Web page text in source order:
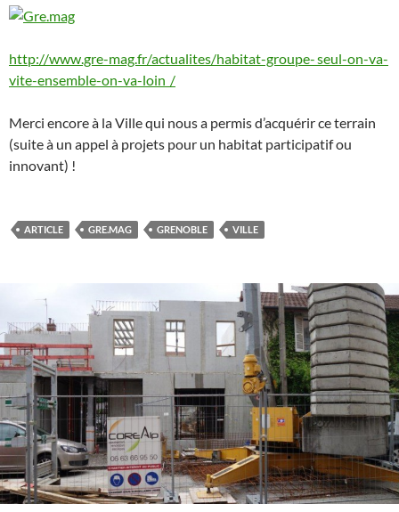
http://www.gre-mag.fr/actualites/habitat-groupe- seul-on-va-
vite-ensemble-on-va-loin /
Merci encore à la Ville qui nous a permis d’acquérir ce terrain
(suite à un appel à projets pour un habitat participatif ou
innovant) !
ARTICLE GRE.MAG GRENOBLE VILLE